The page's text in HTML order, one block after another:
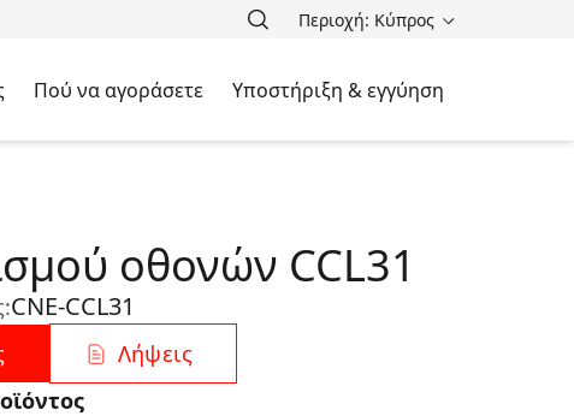
Περιοχή: Κύπρος
Πού να αγοράσετε Υποστήριξη & εγγύηση
οθονών CCL31
CNE-CCL31
Λήψεις